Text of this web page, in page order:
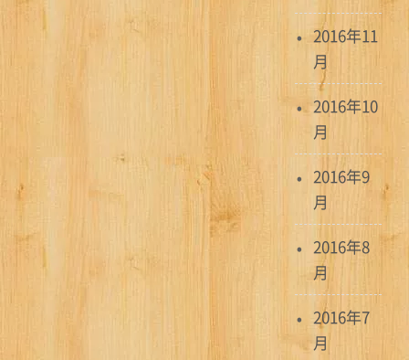
2016年11
月
2016年10
月
2016年9
月
2016年8
月
2016年7
月